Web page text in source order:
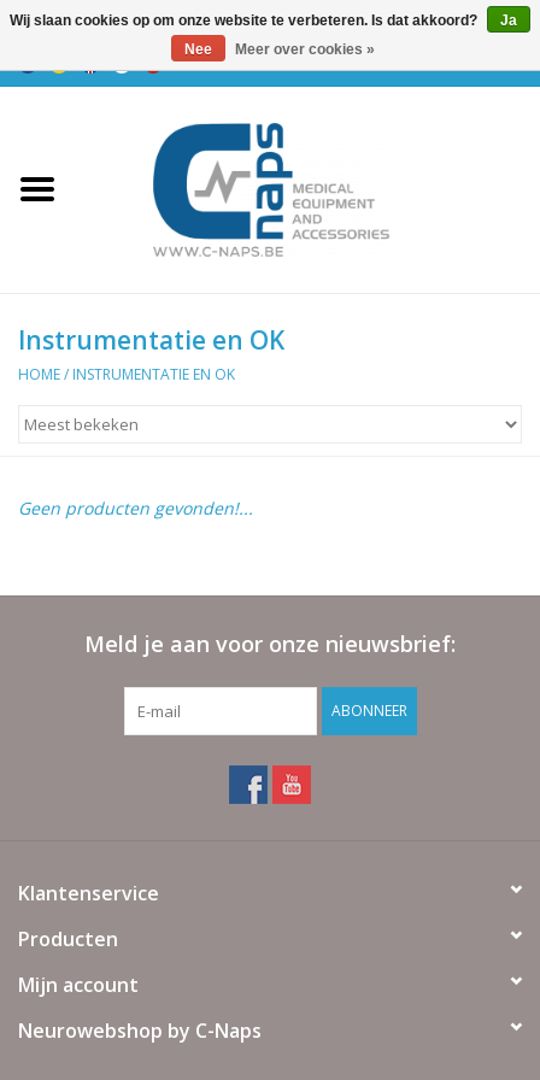
Toestellen
Instrumentatie en OK
Instrumentatie en OK
HOME/ INSTRUMENTATIE EN OK
Geen producten gevonden!...
Meld je aan voor onze nieuwsbrief:
ABONNEER
Klantenservice
Producten
Mijn account
Neurowebshop by C-Naps
Wij slaan cookies op om onze website te verbeteren. Is dat akkoord?
Ja
Nee
Meer over cookies »